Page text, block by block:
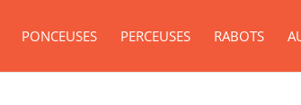
PONCEUSES PERCEUSES RABOTS